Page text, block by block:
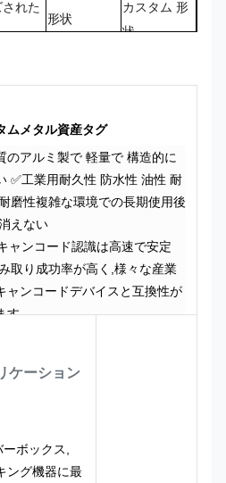
れた
形状
カスタム 形
状
ダーメイド
ムメタル資産タグ
のアルミ製で 軽量で 構造的に
✅工業用耐久性 防水性 油性 耐
磨性複雑な環境での長期使用後
えない
ャンコード認識は高速で安定
取り成功率が高く,様々な産業
ャンコードデバイスと互換性が
す
ない
て軽くて頑丈で 柔軟に設置で
ケーション
ボックス,
ング機器に最